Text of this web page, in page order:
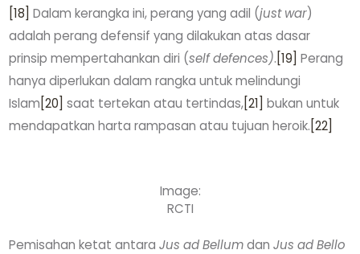
[18] Dalam kerangka ini, perang yang adil (just war)
adalah perang defensif yang dilakukan atas dasar
prinsip mempertahankan diri (self defences).[19] Perang
hanya diperlukan dalam rangka untuk melindungi
Islam[20] saat tertekan atau tertindas,[21] bukan untuk
mendapatkan harta rampasan atau tujuan heroik.[22]
Image:
RCTI
Pemisahan ketat antaraJus ad BellumdanJus ad Bello